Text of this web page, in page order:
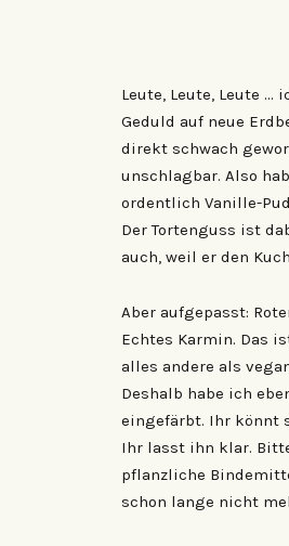
Leute, Leute, Leute
Geduld auf neue
direkt schwach
unschlagbar. Also
ordentlich Vanille-
Der Tortenguss ist
auch, weil er den
Aber aufgepasst:
Echtes Karmin. Das
alles andere als
Deshalb habe ich
eingefärbt. Ihr könnt
Ihr lasst ihn klar.
pflanzliche
schon lange nicht